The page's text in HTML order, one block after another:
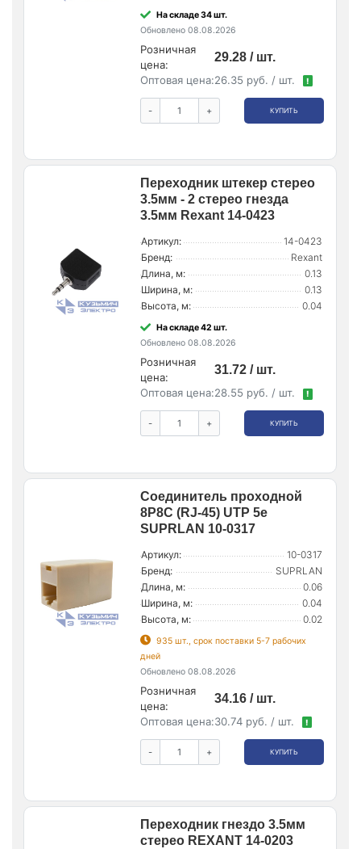
На складе 34 шт.
Обновлено 08.08.2026
Розничная
цена:
29.28 / шт.
Оптовая цена:26.35 руб. / шт. !
- + КУПИТЬ
Переходник штекер стерео
3.5мм - 2 стерео гнезда
3.5мм Rexant 14-0423
Артикул:
14-0423
Бренд:
Rexant
Длина, м:
0.13
Ширина, м:
0.13
Высота, м:
0.04
На складе 42 шт.
Обновлено 08.08.2026
Розничная
цена:
31.72 / шт.
Оптовая цена:28.55 руб. / шт. !
- + КУПИТЬ
Соединитель проходной
8P8C (RJ-45) UTP 5e
SUPRLAN 10-0317
Артикул:
10-0317
Бренд:
SUPRLAN
Длина, м:
0.06
Ширина, м:
0.04
Высота, м:
0.02
935 шт., срок поставки 5-7 рабочих
дней
Обновлено 08.08.2026
Розничная
цена:
34.16 / шт.
Оптовая цена:30.74 руб. / шт. !
- + КУПИТЬ
Переходник гнездо 3.5мм
стерео REXANT 14-0203